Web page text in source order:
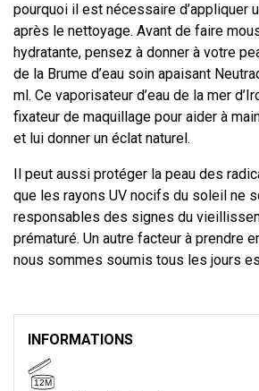
pourquoi il est nécessaire d’appliquer
après le nettoyage. Avant de faire
hydratante, pensez à donner à votre
de la Brume d’eau soin apaisant
ml. Ce vaporisateur d’eau de la mer
fixateur de maquillage pour aider à
et lui donner un éclat naturel.
Il peut aussi protéger la peau des
que les rayons UV nocifs du soleil ne
responsables des signes du
prématuré. Un autre facteur à prendre
nous sommes soumis tous les jours
INFORMATIONS
12M